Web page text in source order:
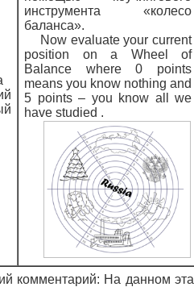
инструмента «колесо
баланса».
Now evaluate your current
position on a Wheel of
Balance where 0 points
means you know nothing and
5 points – you know all we
have studied .
комментарий: На данном